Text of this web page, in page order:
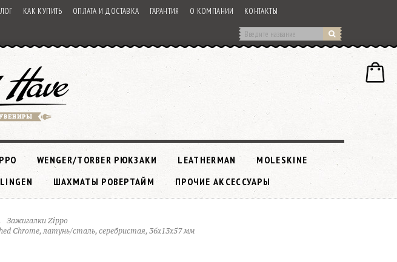
КАК КУПИТЬ ОПЛАТА И ДОСТАВКА ГАРАНТИЯ О КОМПАНИИ КОНТАКТЫ
WENGER/TORBER РЮКЗАКИ LEATHERMAN
MOLESKINE
ШАХМАТЫ РОВЕРТАЙМ ПРОЧИЕ АКСЕССУАРЫ
Зажигалки Zippo
Chrome, латунь/сталь, серебристая, 36x13x57 мм